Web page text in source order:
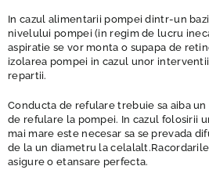
In cazul alimentarii pompei dintr-un
nivelului pompei (in regim de lucru
aspiratie se vor monta o supapa de
izolarea pompei in cazul unor
repartii.
Conducta de refulare trebuie sa aiba
de refulare la pompei. In cazul folosirii
mai mare este necesar sa se prevada
de la un diametru la
asigure o etansare perfecta.